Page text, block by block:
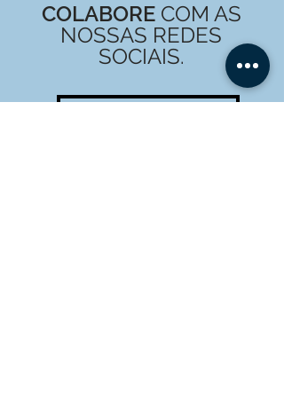
COLABORECOM AS
NOSSAS REDES
SOCIAIS.
VEJA O QUE JA TEMOS AQUI